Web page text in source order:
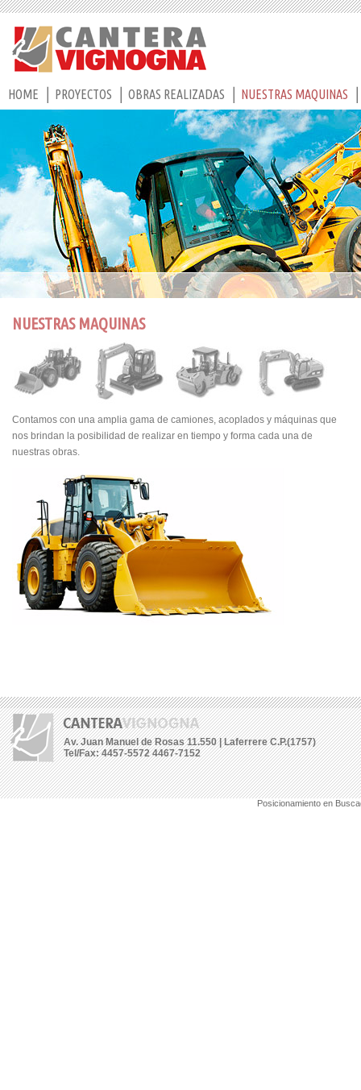
HOME PROYECTOS OBRAS REALIZADAS NUESTRAS MAQUINAS
NUESTRAS MAQUINAS
Contamos con una amplia gama de camiones, acoplados y máquinas que
nos brindan la posibilidad de realizar en tiempo y forma cada una de
nuestras obras.
Av. Juan Manuel de Rosas 11.550 | Laferrere C.P.(1757)
Tel/Fax: 4457-5572 4467-7152
Posicionamiento en